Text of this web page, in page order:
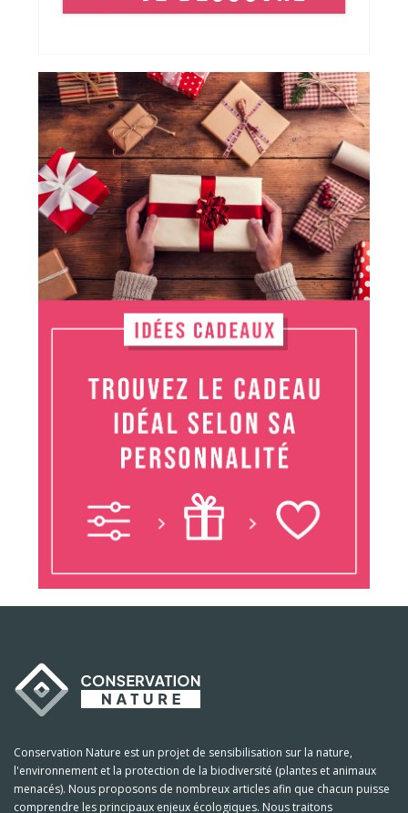
Conservation Nature est un projet de sensibilisation sur la nature,
l'environnement et la protection de la biodiversité (plantes et animaux
menacés). Nous proposons de nombreux articles afin que chacun puisse
comprendre les principaux enjeux écologiques. Nous traitons